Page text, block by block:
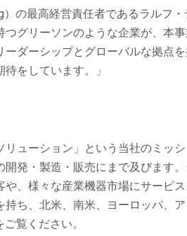
の最高経営責任者であるラルフ
グリーソンのような企業が、本
ダーシップとグローバルな拠点
をしています。」
ューション」という当社のミッ
発・製造・販売にまで及びます
、様々な産業機器市場にサービ
ち、北米、南米、ヨーロッパ、
ご覧ください。